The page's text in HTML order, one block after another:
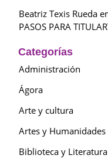
Beatriz Texis Rueda
PASOS PARA
Categorías
Administración
Ágora
Arte y cultura
Artes y Humanidades
Biblioteca y Literatura